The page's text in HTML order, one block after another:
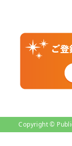
Copyright ©